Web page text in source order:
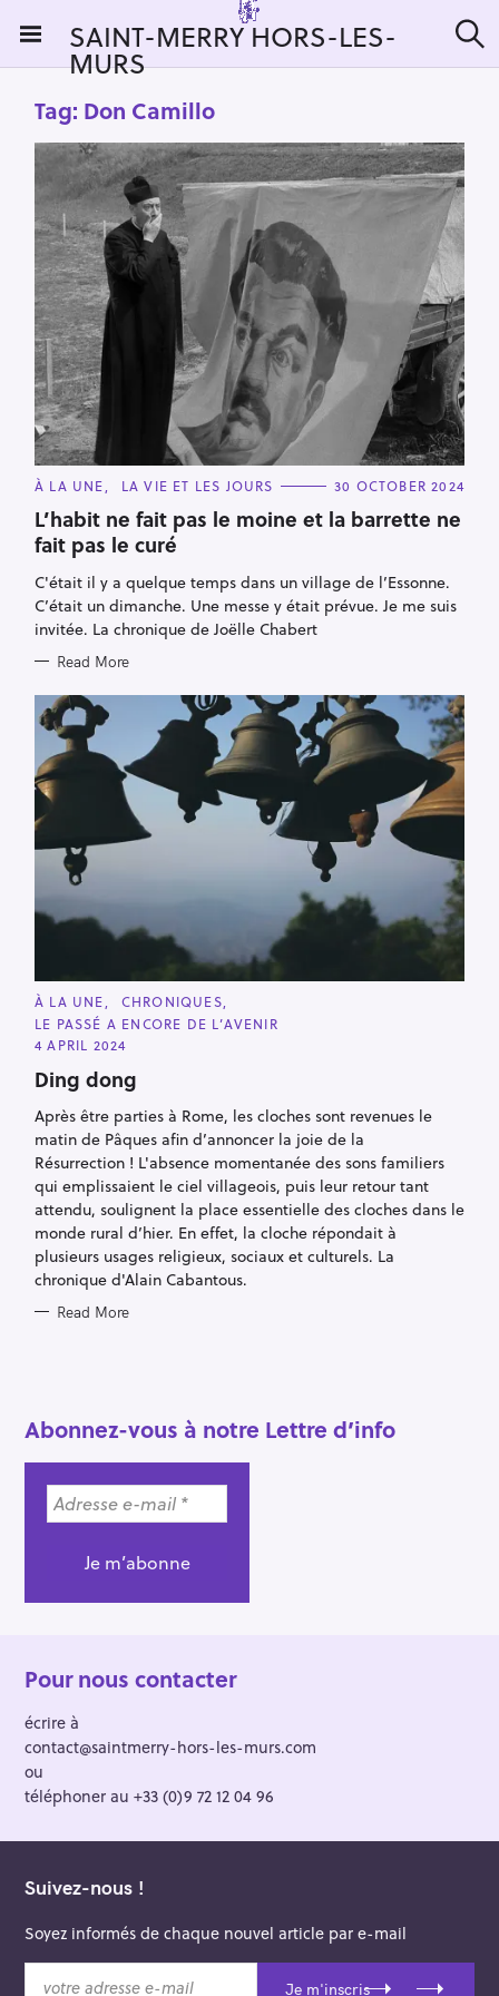
i
SAINT-MERRY HORS-LES-
MURS e
Tag: Don Camillo
C
T
E
G
O
I
E
S
À LA UNE LA VIE ET LES JOURS 30 OCTOBER 2024
L’habit ne fait pas le moine et la barrette ne
fait pas le curé
C'était il y a quelque temps dans un village de l’Essonne.
C’était un dimanche. Une messe y était prévue. Je me suis
invitée. La chronique de Joëlle Chabert
Read More
C
A
T
E
O
R
E
À LA UNE
CHRONIQUES
LE PASSÉ A ENCORE DE L’AVENIR
4 APRIL 2024
Ding dong
Après être parties à Rome, les cloches sont revenues le
matin de Pâques afin d’annoncer la joie de la
Résurrection ! L'absence momentanée des sons familiers
qui emplissaient le ciel villageois, puis leur retour tant
attendu, soulignent la place essentielle des cloches dans le
monde rural d’hier. En effet, la cloche répondait à
plusieurs usages religieux, sociaux et culturels. La
chronique d'Alain Cabantous.
Read More
Abonnez-vous à notre Lettre d’info
Pour nous contacter
écrire à
contact@saintmerry-hors-les-murs.com
ou
téléphoner au +33 (0)9 72 12 04 96
Suivez-nous !
Soyez informés de chaque nouvel article par e-mail
Je m'inscris
S
a
r
c
h
f
o
r
: